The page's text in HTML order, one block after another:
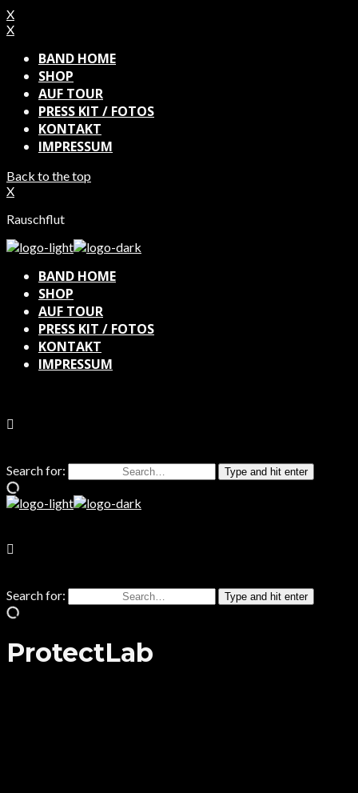
X
X
BAND HOME
SHOP
AUF TOUR
PRESS KIT / FOTOS
KONTAKT
IMPRESSUM
Back to the top
X
Rauschflut
BAND HOME
SHOP
AUF TOUR
PRESS KIT / FOTOS
KONTAKT
IMPRESSUM
Search for: Type and hit enter
Search for: Type and hit enter
ProtectLab